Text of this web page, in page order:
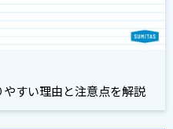
すい理由と注意点を解説